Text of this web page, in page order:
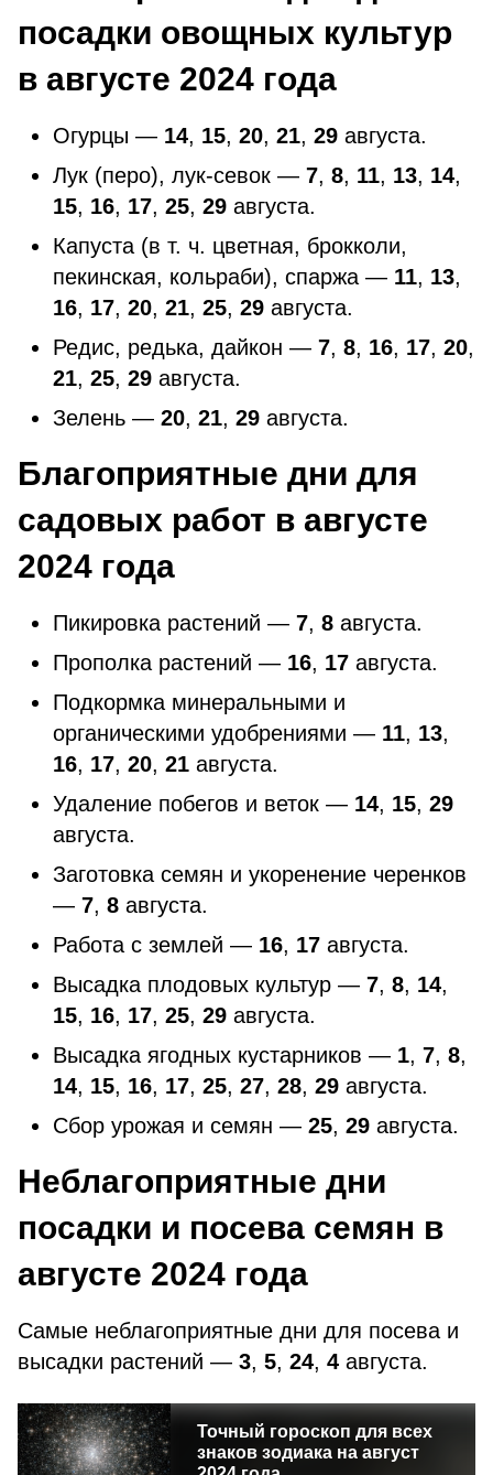
посадки овощных культур
в августе 2024 года
Огурцы — 14, 15, 20, 21, 29 августа.
Лук (перо), лук-севок — 7, 8, 11, 13, 14,
15, 16, 17, 25, 29 августа.
Капуста (в т. ч. цветная, брокколи,
пекинская, кольраби), спаржа — 11, 13,
16, 17, 20, 21, 25, 29 августа.
Редис, редька, дайкон — 7, 8, 16, 17, 20,
21, 25, 29 августа.
Зелень — 20, 21, 29 августа.
Благоприятные дни для
садовых работ в августе
2024 года
Пикировка растений — 7, 8 августа.
Прополка растений — 16, 17 августа.
Подкормка минеральными и
органическими удобрениями — 11, 13,
16, 17, 20, 21 августа.
Удаление побегов и веток — 14, 15, 29
августа.
Заготовка семян и укоренение черенков
— 7, 8 августа.
Работа с землей — 16, 17 августа.
Высадка плодовых культур — 7, 8, 14,
15, 16, 17, 25, 29 августа.
Высадка ягодных кустарников — 1, 7, 8,
14, 15, 16, 17, 25, 27, 28, 29 августа.
Сбор урожая и семян — 25, 29 августа.
Неблагоприятные дни
посадки и посева семян в
августе 2024 года
Самые неблагоприятные дни для посева и
высадки растений — 3, 5, 24, 4 августа.
Точный гороскоп для всех
знаков зодиака на август